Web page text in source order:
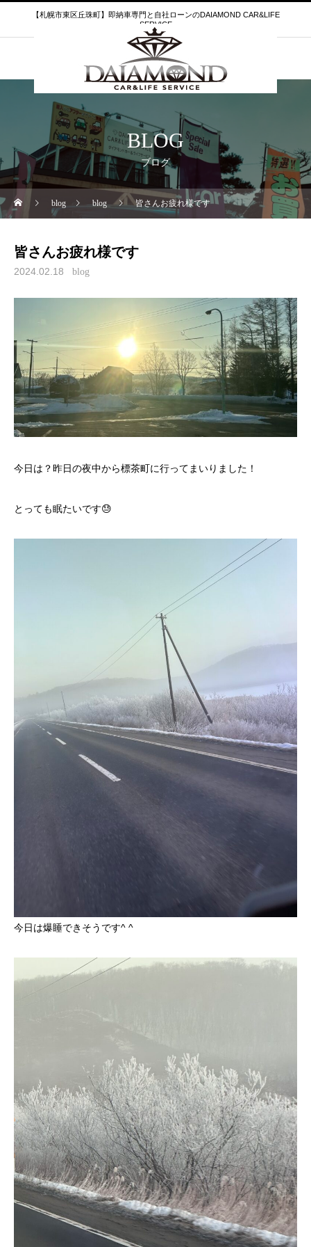
【札幌市東区丘珠町】即納車専門と自社ローンのDAIAMOND CAR&LIFE
SERVICE
BLOG
ブログ
blog blog 皆さんお疲れ様です
皆さんお疲れ様です
2024.02.18 blog
今日は？昨日の夜中から標茶町に行ってまいりました！
とっても眠たいです😓
今日は爆睡できそうです^ ^